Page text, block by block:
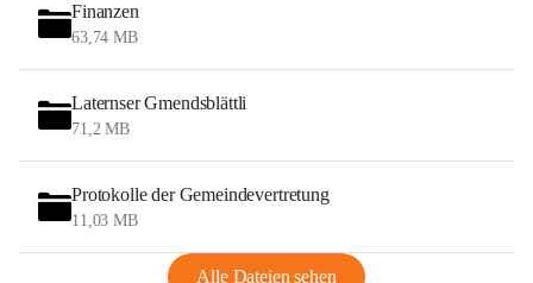
Finanzen
63,74 MB
Laternser Gmendsblättli
71,2 MB
Protokolle der Gemeindevertretung
11,03 MB
Alle Dateien sehen